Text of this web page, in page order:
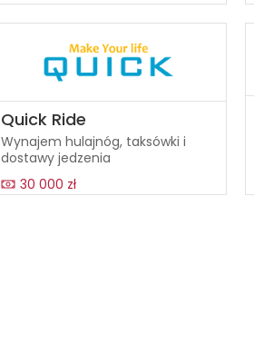
Quick Ride
Wynajem hulajnóg, taksówki i
dostawy jedzenia
30 000 zł